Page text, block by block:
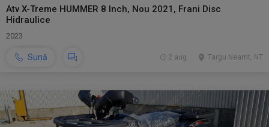
Atv X-Treme HUMMER 8 Inch, Nou 2021, Frani Disc
Hidraulice
2023
Sună Targu Neamt, NT
2 aug.